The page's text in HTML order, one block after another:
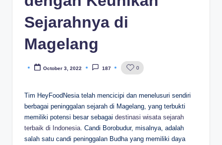
Sejarahnya di
Magelang
Posted October 3, 2022 187 0
Tim HeyFoodNesia telah mencicipi dan menelusuri sendiri
berbagai peninggalan sejarah di Magelang, yang terbukti
memiliki potensi besar sebagai destinasi wisata sejarah
terbaik di Indonesia . Candi Borobudur, misalnya, adalah
salah satu candi peninggalan Budha yang memiliki daya